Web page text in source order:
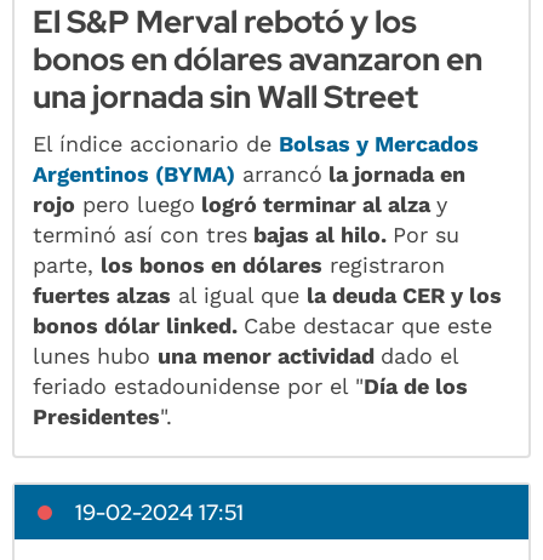
El S&P Merval rebotó y los
bonos en dólares avanzaron en
una jornada sin Wall Street
El índice accionario de Bolsas y Mercados
Argentinos (BYMA) arrancó la jornada en
rojo pero luego logró terminar al alzay
terminó así con tres bajas al hilo. Por su
parte, los bonos en dólares registraron
fuertes alzas al igual que la deuda CER y los
bonos dólar linked. Cabe destacar que este
lunes hubo una menor actividad dado el
feriado estadounidense por el "Día de los
Presidentes".
19-02-2024 17:51